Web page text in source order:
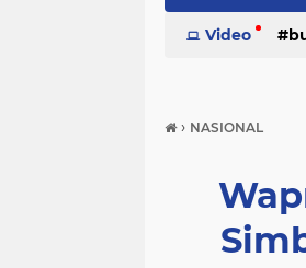
SOSIAL
Video
› NASIONAL